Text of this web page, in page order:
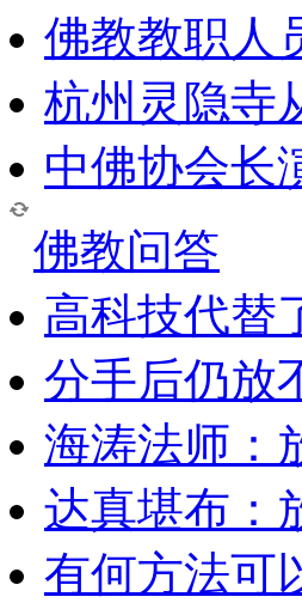
佛教教职人
杭州灵隐寺
中佛协会长
佛教问答
高科技代替
分手后仍放
海涛法师：
达真堪布：
有何方法可